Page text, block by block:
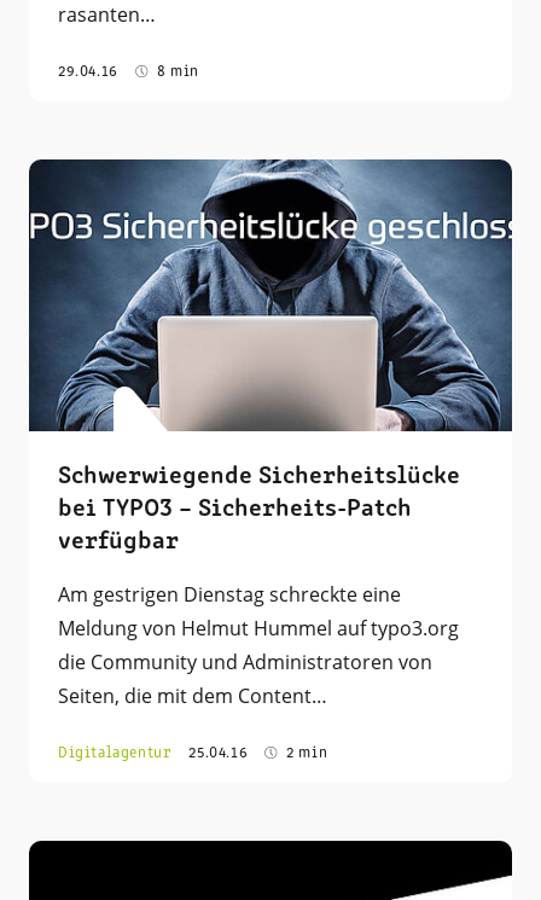
rasanten…
29.04.16 8 min
Schwerwiegende Sicherheitslücke
bei TYPO3 – Sicherheits-Patch
verfügbar
Am gestrigen Dienstag schreckte eine
Meldung von Helmut Hummel auf typo3.org
die Community und Administratoren von
Seiten, die mit dem Content…
Digitalagentur 25.04.16 2 min